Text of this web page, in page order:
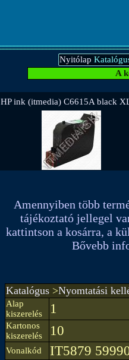
Nyitólap
A
HP ink (itmedia) C6615A black
Amennyiben több
tájékoztató jellegel
kattintson a kosárra, a
Bővebb
Katalógus>Nyomtatási
Alap
kiszerelés
1
Kartonos
kiszerelés
10
Vonalkód IT5879